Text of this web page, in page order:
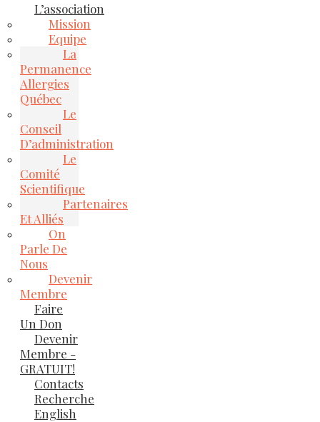
L’association
Mission
Equipe
La
Permanence
Allergies
Québec
Le
Conseil
D’administration
Le
Comité
Scientifique
Partenaires
Et Alliés
On
Parle De
Nous
Devenir
Membre
Faire
Un Don
Devenir
Membre -
GRATUIT!
Contacts
Recherche
English